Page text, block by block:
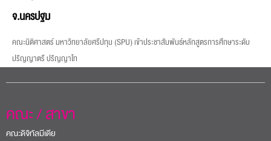
จ.นครปฐม
คณะนิติศาสตร์ มหาวิทยาลัยศรีปทุม (SPU) เข้าประชาสัมพันธ์หลักสูตรการศึกษาระดับ
ปริญญาตรี ปริญญาโท
คณะ / สาขา
คณะดิจิทัลมีเดีย